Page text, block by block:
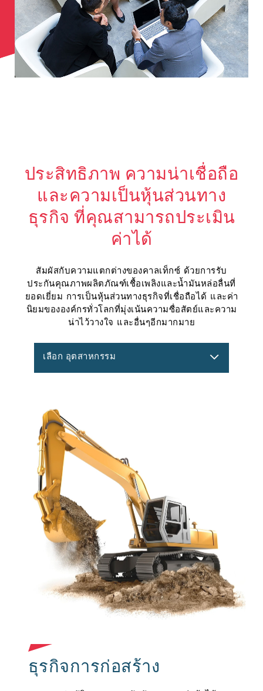
ประสิทธิภาพ ความน่าเชื่อถือ
และความเป็นหุ้นส่วนทาง
ธุรกิจ ที่คุณสามารถประเมิน
ค่าได้
สัมผัสกับความแตกต่างของคาลเท็กซ์ ด้วยการรับ
ประกันคุณภาพผลิตภัณฑ์เชื้อเพลิงและน้ำมันหล่อลื่นที่
ยอดเยี่ยม การเป็นหุ้นส่วนทางธุรกิจที่เชื่อถือได้ และค่า
นิยมขององค์กรทั่วโลกที่มุ่งเน้นความซื่อสัตย์และความ
น่าไว้วางใจ และอื่นๆอีกมากมาย
เลือก อุตสาหกรรม
ธุรกิจการก่อสร้าง
ธุรกิจการผลิต
ธุรกิจขนส่งในเชิงพาณิชย์